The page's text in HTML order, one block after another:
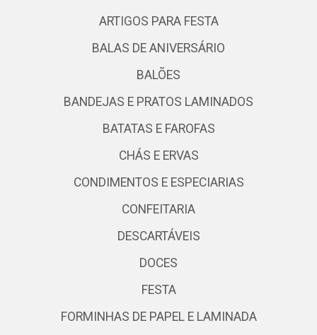
ARTIGOS PARA FESTA
BALAS DE ANIVERSÁRIO
BALÕES
BANDEJAS E PRATOS LAMINADOS
BATATAS E FAROFAS
CHÁS E ERVAS
CONDIMENTOS E ESPECIARIAS
CONFEITARIA
DESCARTÁVEIS
DOCES
FESTA
FORMINHAS DE PAPEL E LAMINADA